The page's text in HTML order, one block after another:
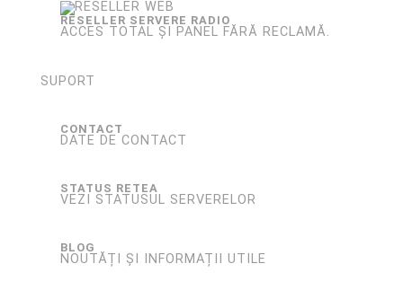
RESELLER SERVERE RADIO
ACCES TOTAL ȘI PANEL FĂRĂ RECLAMĂ.
SUPORT
CONTACT
DATE DE CONTACT
STATUS RETEA
VEZI STATUSUL SERVERELOR
BLOG
NOUTĂȚI ȘI INFORMAȚII UTILE